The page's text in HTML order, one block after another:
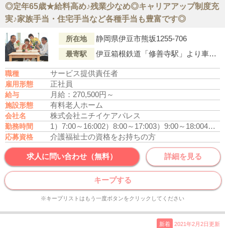
◎定年65歳★給料高め♪残業少なめ◎キャリアアップ制度充
実♪家族手当・住宅手当など各種手当も豊富です◎
所在地 静岡県伊豆市熊坂1255-706
最寄駅 伊豆箱根鉄道「修善寺駅」より車で10分
職種 サービス提供責任者
雇用形態 正社員
給与 月給：270,500円～
施設形態 有料老人ホーム
会社名 株式会社ニチイケアパレス
勤務時間 1）7:00～16:002）8:00～17:003）9:00～18:004）10:00～19:00
応募資格 介護福祉士の資格をお持ちの方
求人に問い合わせ（無料） 詳細を見る
キープする
※キープリストはもう一度ボタンをクリックしてください
新着 2021年2月2日更新